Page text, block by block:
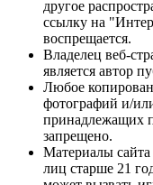
другое
ссылку на
воспрещается.
Владелец веб-
является автор
Любое
фотографий и/
принадлежащих
запрещено.
Материалы сайта
лиц старше 21